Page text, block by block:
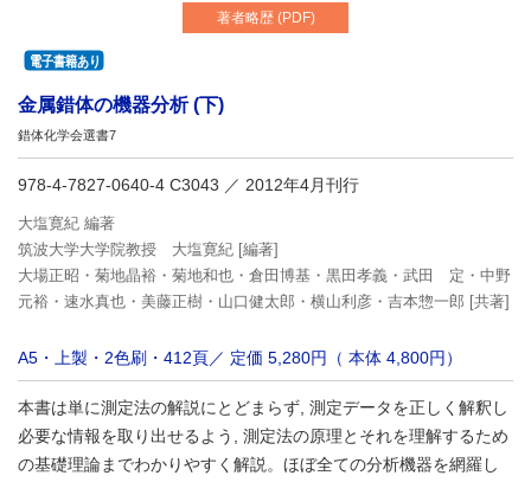
著者略歴 (PDF)
金属錯体の機器分析 (下)
錯体化学会選書7
978-4-7827-0640-4 C3043 ／ 2012年4月刊行
大塩寛紀 編著
筑波大学大学院教授 大塩寛紀 [編著]
大場正昭・菊地晶裕・菊地和也・倉田博基・黒田孝義・武田 定・中野
元裕・速水真也・美藤正樹・山口健太郎・横山利彦・吉本惣一郎 [共著]
A5・上製・2色刷・412頁／ 定価 5,280円（ 本体 4,800円）
本書は単に測定法の解説にとどまらず, 測定データを正しく解釈し
必要な情報を取り出せるよう, 測定法の原理とそれを理解するため
の基礎理論までわかりやすく解説。ほぼ全ての分析機器を網羅し